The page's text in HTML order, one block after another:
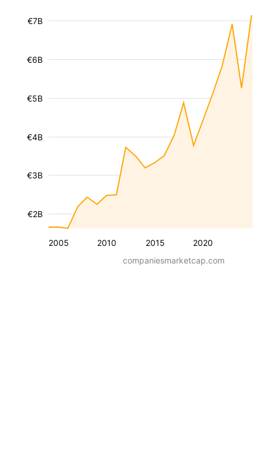
2005 2010 2015 2020
€2B
€3B
€4B
€5B
€6B
€7B
companiesmarketcap.com